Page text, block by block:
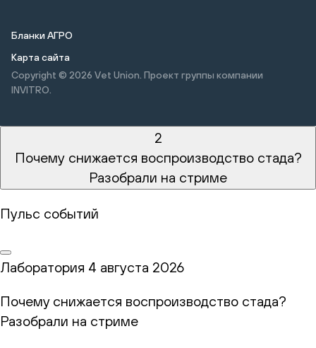
Бланки АГРО
Карта сайта
Copyright © 2026 Vet Union. Проект группы компании
INVITRO.
2
Почему снижается воспроизводство стада?
Разобрали на стриме
Пульс событий
Лаборатория 4 августа 2026
Почему снижается воспроизводство стада?
Разобрали на стриме